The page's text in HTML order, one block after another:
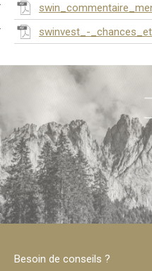
swinvest_-
Besoin de conseils ?